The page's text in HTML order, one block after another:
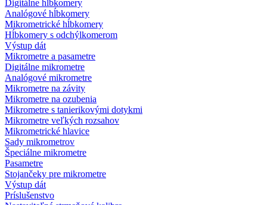
Digitálne hĺbkomery
Analógové hĺbkomery
Mikrometrické hĺbkomery
Hĺbkomery s odchýlkomerom
Výstup dát
Mikrometre a pasametre
Digitálne mikrometre
Analógové mikrometre
Mikrometre na závity
Mikrometre na ozubenia
Mikrometre s tanierikovými dotykmi
Mikrometre veľkých rozsahov
Mikrometrické hlavice
Sady mikrometrov
Špeciálne mikrometre
Pasametre
Stojančeky pre mikrometre
Výstup dát
Príslušenstvo